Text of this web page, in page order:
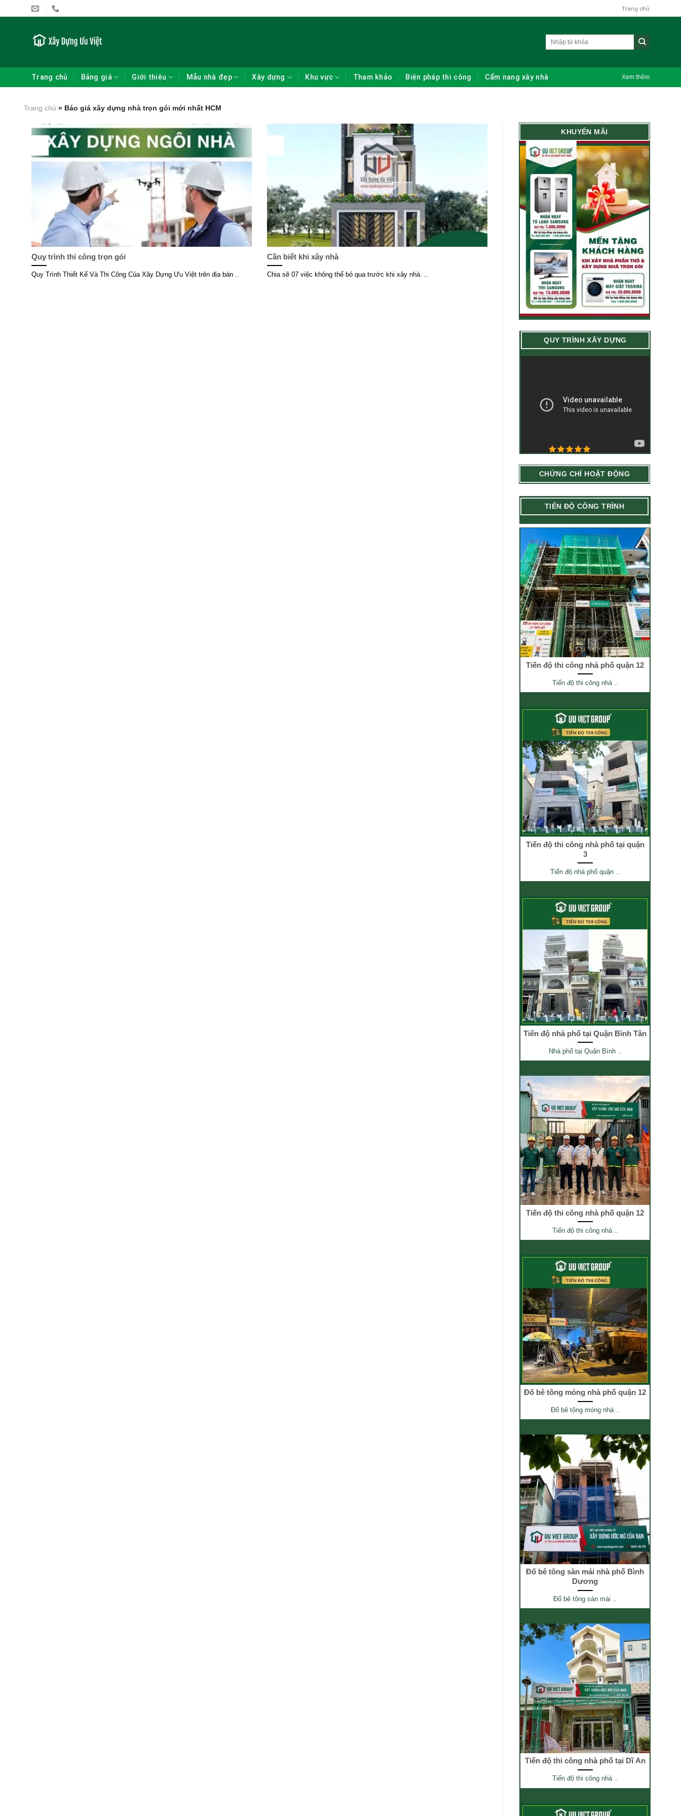
to
Trang chủ
Trang chủ Bảng giá Giới thiệu Mẫu nhà đẹp Xây dựng Khu vực Tham khảo Biện pháp thi công Cẩm nang xây nhà Xem thêm
Trang chủ » Báo giá xây dựng nhà trọn gói mới nhất HCM
Quy trình thi công trọn gói
Quy Trình Thiết Kế Và Thi Công Của Xây Dựng Ưu Việt trên địa bàn ..
Cần biết khi xây nhà
Chia sẽ 07 việc không thể bỏ qua trước khi xây nhà. ..
KHUYẾN MÃI
QUY TRÌNH XÂY DỰNG
5/5 - (5 bình chọn)
CHỨNG CHỈ HOẶT ĐỘNG
TIẾN ĐỘ CÔNG TRÌNH
Tiến độ thi công nhà phố quận 12
Tiến độ thi công nhà ..
Tiến độ thi công nhà phố tại quận
3
Tiến độ nhà phố quận ..
Tiến độ nhà phố tại Quận Bình Tân
Nhà phố tại Quận Bình ..
Tiến độ thi công nhà phố quận 12
Tiến độ thi công nhà ..
Đổ bê tông móng nhà phố quận 12
Đổ bê tông móng nhà ..
Đổ bê tông sàn mái nhà phố Bình
Dương
Đổ bê tông sàn mái ..
Tiến độ thi công nhà phố tại Dĩ An
Tiến độ thi công nhà ..